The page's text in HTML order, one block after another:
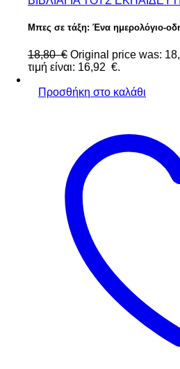
Μπες σε τάξη: Ένα ημερολόγιο-
18,80 € Original price was:
τιμή είναι: 16,92 €.
Προσθήκη στο καλάθι